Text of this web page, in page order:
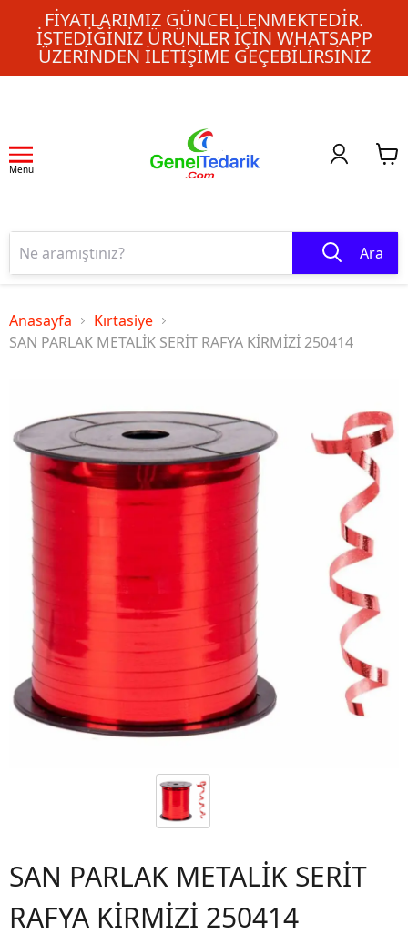
FIYATLARIMIZ GÜNCELLENMEKTEDIR.
İSTEDIĞINIZ ÜRÜNLER IÇIN WHATSAPP
ÜZERINDEN ILETIŞIME GEÇEBILIRSINIZ
Menu
Ara
Anasayfa
Kırtasiye
SAN PARLAK METALİK SERİT RAFYA KİRMİZİ 250414
SAN PARLAK METALİK SERİT
RAFYA KİRMİZİ 250414